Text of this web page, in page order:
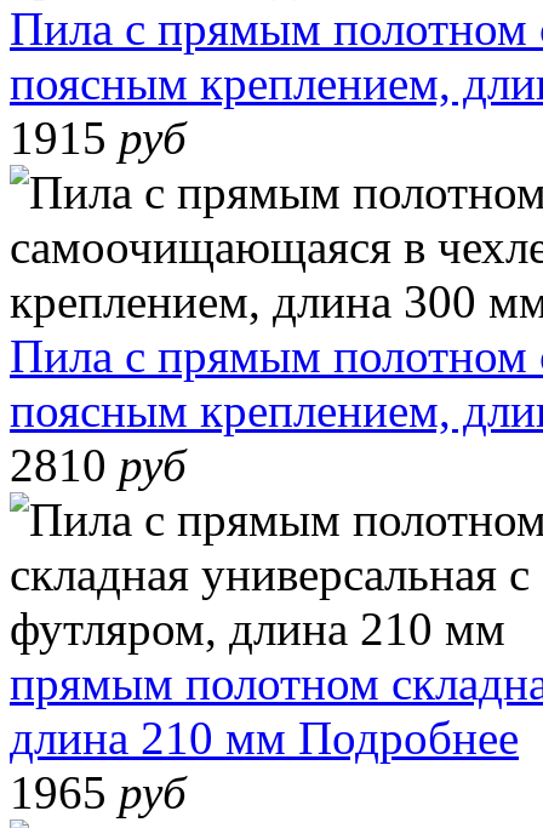
Пила с прямым полотном
поясным креплением,
1915 руб
Пила с прямым полотном
поясным креплением,
2810 руб
прямым полотном
длина 210 мм Подробнее
1965 руб